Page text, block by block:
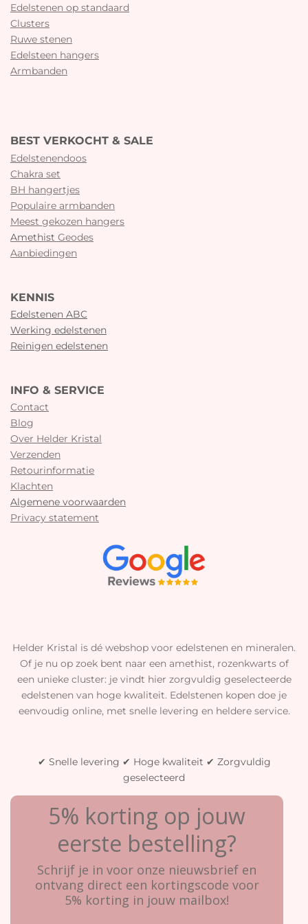
Edelstenen op standaard
Clusters
Ruwe stenen
Edelsteen hangers
Armbanden
BEST VERKOCHT & SALE
Edelstenendoos
Chakra set
BH hangertjes
Populaire armbanden
Meest gekozen hangers
Amethist Geodes
Aanbiedingen
KENNIS
Edelstenen ABC
Werking edelstenen
Reinigen edelstenen
INFO & SERVICE
Contact
Blog
Over Helder Kristal
Verzenden
Retourinformatie
Klachten
Algemene voorwaarden
Privacy statement
Helder Kristal is dé webshop voor edelstenen en mineralen.
Of je nu op zoek bent naar een amethist, rozenkwarts of
een unieke cluster: je vindt hier zorgvuldig geselecteerde
edelstenen van hoge kwaliteit. Edelstenen kopen doe je
eenvoudig online, met snelle levering en heldere service.
✔ Snelle levering ✔ Hoge kwaliteit ✔ Zorgvuldig
geselecteerd
5% korting op jouw
eerste bestelling?
Schrijf je in voor onze nieuwsbrief en
ontvang direct een kortingscode voor
5% korting in jouw mailbox!